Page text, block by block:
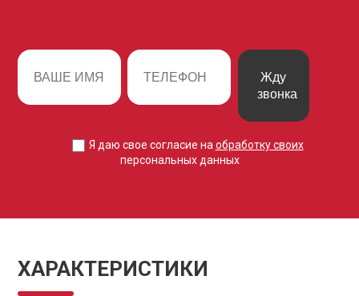
Жду
звонка
Я даю свое согласие на обработку своих
персональных данных
ХАРАКТЕРИСТИКИ